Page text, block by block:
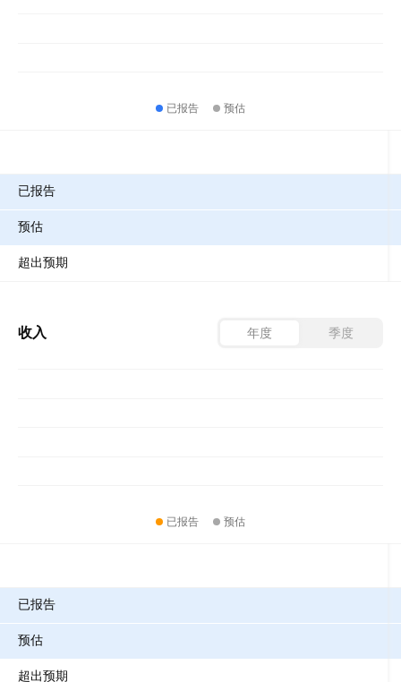
已报告 预估
已报告
预估
超出预期
收入 年度 季度
已报告 预估
已报告
预估
超出预期